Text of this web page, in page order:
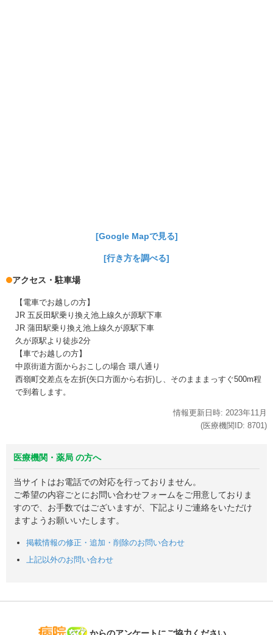
[Google Mapで見る]
[行き方を調べる]
アクセス・駐車場
【電車でお越しの方】
JR 五反田駅乗り換え池上線久が原駅下車
JR 蒲田駅乗り換え池上線久が原駅下車
久が原駅より徒歩2分
【車でお越しの方】
中原街道方面からおこしの場合 環八通り
西嶺町交差点を左折(矢口方面から右折)し、そのまままっすぐ500m程
で到着します。
情報更新日時: 2023年11月
(医療機関ID: 8701)
医療機関・薬局 の方へ
当サイトはお電話での対応を行っておりません。
ご希望の内容ごとにお問い合わせフォームをご用意しておりま
すので、お手数ではございますが、下記よりご連絡をいただけ
ますようお願いいたします。
掲載情報の修正・追加・削除のお問い合わせ
上記以外のお問い合わせ
病院なび